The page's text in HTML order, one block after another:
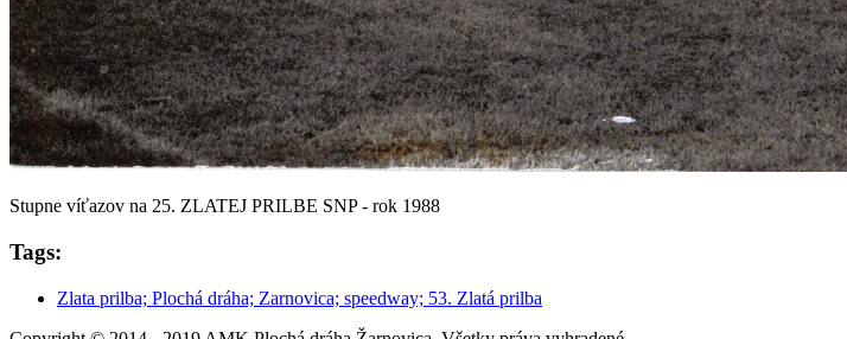
Stupne víťazov na 25. ZLATEJ PRILBE SNP - rok 1988
Tags:
Zlata prilba; Plochá dráha; Zarnovica; speedway; 53. Zlatá prilba